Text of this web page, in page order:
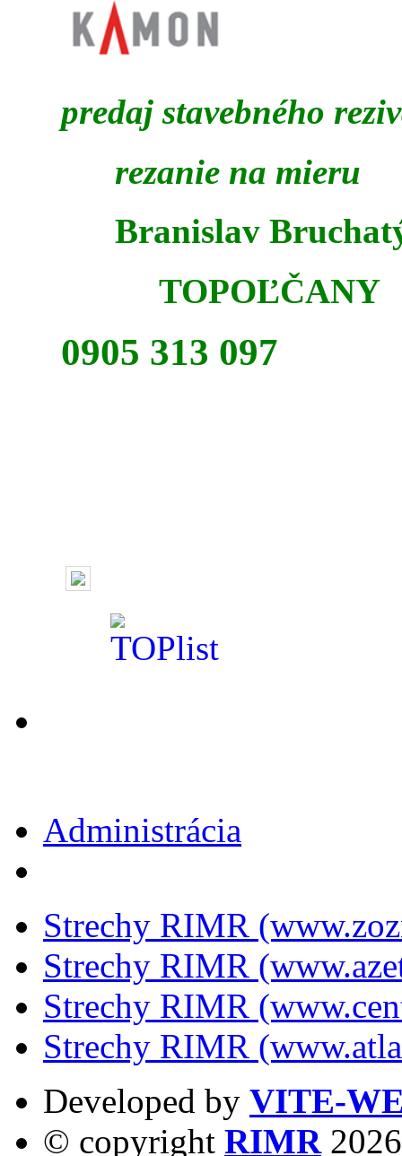
predaj stavebného
rezanie na mieru
Branislav
TOPOĽČANY
0905 313 097
Administrácia
Strechy RIMR
Strechy RIMR
Strechy RIMR
Strechy RIMR
Developed by VITE-
© copyright RIMR2026